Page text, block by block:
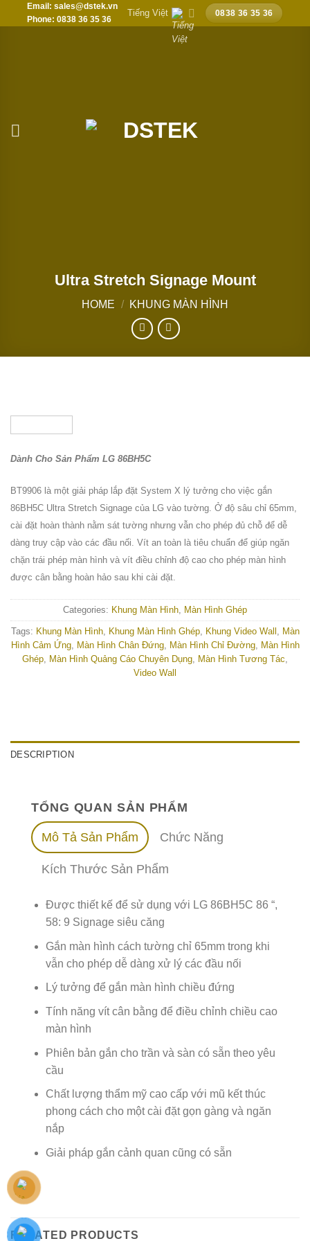
Chuyển
đến
Email: sales@dstek.vn
Phone: 0838 36 35 36
Tiếng Việt 0838 36 35 36
Ultra Stretch Signage Mount
HOME / KHUNG MÀN HÌNH
Dành Cho Sản Phẩm LG 86BH5C
BT9906 là một giải pháp lắp đặt System X lý tưởng cho việc gắn
86BH5C Ultra Stretch Signage của LG vào tường. Ở độ sâu chỉ 65mm,
cài đặt hoàn thành nằm sát tường nhưng vẫn cho phép đủ chỗ để dễ
dàng truy cập vào các đầu nối. Vít an toàn là tiêu chuẩn để giúp ngăn
chặn trái phép màn hình và vít điều chỉnh độ cao cho phép màn hình
được cân bằng hoàn hảo sau khi cài đặt.
Categories: Khung Màn Hình, Màn Hình Ghép
Tags: Khung Màn Hình, Khung Màn Hình Ghép, Khung Video Wall , Màn
Hình Cảm Ứng, Màn Hình Chân Đứng, Màn Hình Chỉ Đường, Màn Hình
Ghép, Màn Hình Quảng Cáo Chuyên Dụng, Màn Hình Tương Tác,
Video Wall
DESCRIPTION
TỔNG QUAN SẢN PHẨM
Mô Tả Sản Phẩm Chức Năng
Kích Thước Sản Phẩm
Được thiết kế để sử dụng với LG 86BH5C 86 “,
58: 9 Signage siêu căng
Gắn màn hình cách tường chỉ 65mm trong khi
vẫn cho phép dễ dàng xử lý các đầu nối
Lý tưởng để gắn màn hình chiều đứng
Tính năng vít cân bằng để điều chỉnh chiều cao
màn hình
Phiên bản gắn cho trần và sàn có sẵn theo yêu
cầu
Chất lượng thẩm mỹ cao cấp với mũ kết thúc
phong cách cho một cài đặt gọn gàng và ngăn
nắp
Giải pháp gắn cảnh quan cũng có sẵn
RELATED PRODUCTS